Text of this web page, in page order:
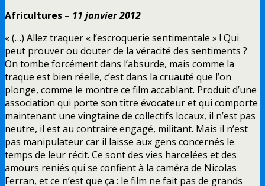
Africultures – 11 janvier 2012
« (…) Allez traquer « l’escroquerie sentimentale » ! Qui
peut prouver ou douter de la véracité des sentiments ?
On tombe forcément dans l’absurde, mais comme la
traque est bien réelle, c’est dans la cruauté que l’on
plonge, comme le montre ce film accablant. Produit d’une
association qui porte son titre évocateur et qui comporte
maintenant une vingtaine de collectifs locaux, il n’est pas
neutre, il est au contraire engagé, militant. Mais il n’est
pas manipulateur car il laisse aux gens concernés le
temps de leur récit. Ce sont des vies harcelées et des
amours reniés qui se confient à la caméra de Nicolas
Ferran, et ce n’est que ça : le film ne fait pas de grands